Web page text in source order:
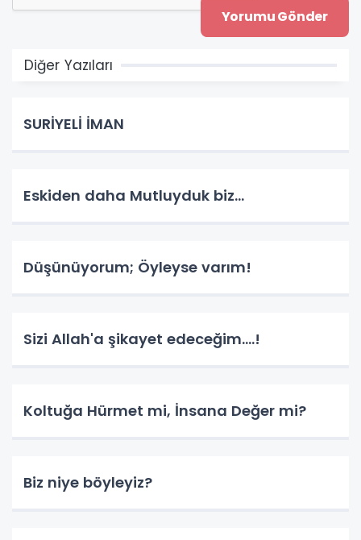
Diğer Yazıları
SURİYELİ İMAN
Eskiden daha Mutluyduk biz...
Düşünüyorum; Öyleyse varım!
Sizi Allah'a şikayet edeceğim....!
Koltuğa Hürmet mi, İnsana Değer mi?
Biz niye böyleyiz?